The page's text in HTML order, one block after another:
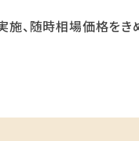
、随時相場価格をき